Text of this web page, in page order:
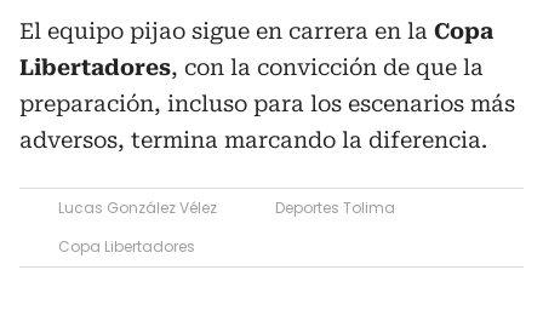
El equipo pijao sigue en carrera en la Copa
Libertadores, con la convicción de que la
preparación, incluso para los escenarios más
adversos, termina marcando la diferencia.
Lucas González Vélez
Deportes Tolima
Copa Libertadores